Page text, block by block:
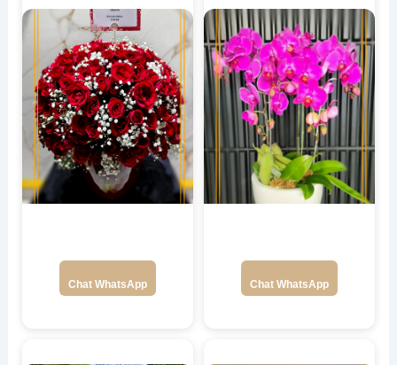
Chat WhatsApp Chat WhatsApp